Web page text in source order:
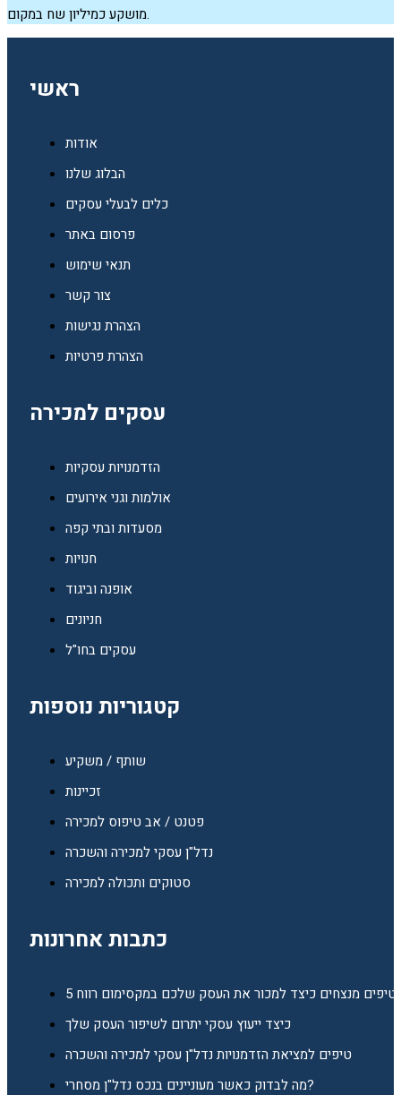
מושקע כמיליון שח במקום.
ראשי
אודות
הבלוג שלנו
כלים לבעלי עסקים
פרסום באתר
תנאי שימוש
צור קשר
הצהרת נגישות
הצהרת פרטיות
עסקים למכירה
הזדמנויות עסקיות
אולמות וגני אירועים
מסעדות ובתי קפה
חנויות
אופנה וביגוד
חניונים
עסקים בחו"ל
קטגוריות נוספות
שותף / משקיע
זכיינות
פטנט / אב טיפוס למכירה
נדל"ן עסקי למכירה והשכרה
סטוקים ותכולה למכירה
כתבות אחרונות
5 טיפים מנצחים כיצד למכור את העסק שלכם במקסימום רווח
כיצד ייעוץ עסקי יתרום לשיפור העסק שלך
טיפים למציאת הזדמנויות נדל"ן עסקי למכירה והשכרה
מה לבדוק כאשר מעוניינים בנכס נדל"ן מסחרי?